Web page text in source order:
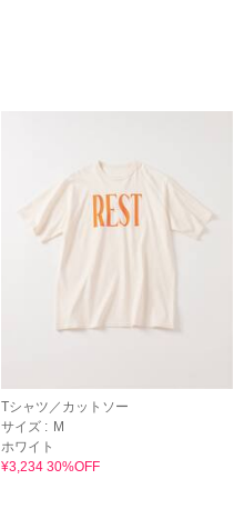
Tシャツ／カットソー
サイズ : M
ホワイト
¥3,234 30%OFF